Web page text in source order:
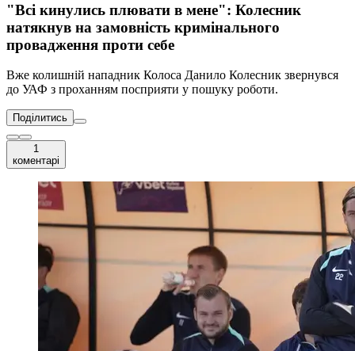
"Всі кинулись плювати в мене": Колесник
натякнув на замовність кримінального
провадження проти себе
Вже колишній нападник Колоса Данило Колесник звернувся
до УАФ з проханням посприяти у пошуку роботи.
Поділитись
1
коментарі